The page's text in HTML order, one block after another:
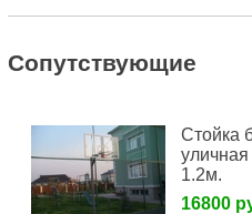
Cопутствующие
Стойка
1.2м.
16800